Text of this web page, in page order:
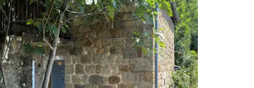
5 จาก 5, 24 รีวิว